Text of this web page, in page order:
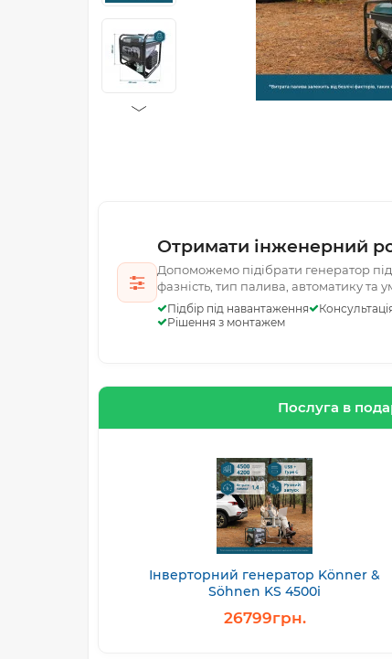
Отримати інженерний
Допоможемо підібрати генератор під
фазність, тип палива, автоматику та
Підбір під навантаження
Рішення з монтажем
Послуга в
Інверторний генератор Könner &
Söhnen KS 4500i
26799грн.